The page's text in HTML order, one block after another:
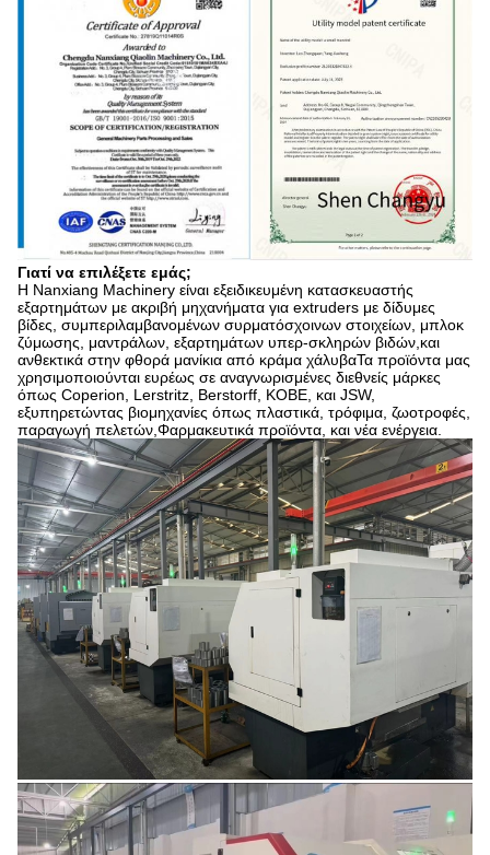
Γιατί να επιλέξετε εμάς;
Η Nanxiang Machinery είναι εξειδικευμένη κατασκευαστής
εξαρτημάτων με ακριβή μηχανήματα για extruders με δίδυμες
βίδες, συμπεριλαμβανομένων συρματόσχοινων στοιχείων, μπλοκ
ζύμωσης, μαντράλων, εξαρτημάτων υπερ-σκληρών βιδών,και
ανθεκτικά στην φθορά μανίκια από κράμα χάλυβαΤα προϊόντα μας
χρησιμοποιούνται ευρέως σε αναγνωρισμένες διεθνείς μάρκες
όπως Coperion, Lerstritz, Berstorff, KOBE, και JSW,
εξυπηρετώντας βιομηχανίες όπως πλαστικά, τρόφιμα, ζωοτροφές,
παραγωγή πελετών,Φαρμακευτικά προϊόντα, και νέα ενέργεια.